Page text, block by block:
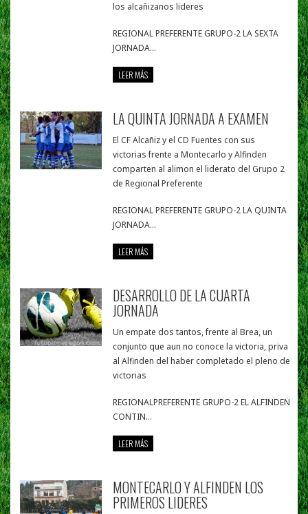
los alcañizanos lideres
REGIONAL PREFERENTE GRUPO-2 LA SEXTA
JORNADA...
LEER MÁS
LA QUINTA JORNADA A EXAMEN
El CF Alcañiz y el CD Fuentes con sus
victorias frente a Montecarlo y Alfinden
comparten al alimon el liderato del Grupo 2
de Regional Preferente
REGIONAL PREFERENTE GRUPO-2 LA QUINTA
JORNADA...
LEER MÁS
DESARROLLO DE LA CUARTA
JORNADA
Un empate dos tantos, frente al Brea, un
conjunto que aun no conoce la victoria, priva
al Alfinden del haber completado el pleno de
victorias
REGIONALPREFERENTE GRUPO-2 EL ALFINDEN
CONTIN...
LEER MÁS
MONTECARLO Y ALFINDEN LOS
PRIMEROS LIDERES